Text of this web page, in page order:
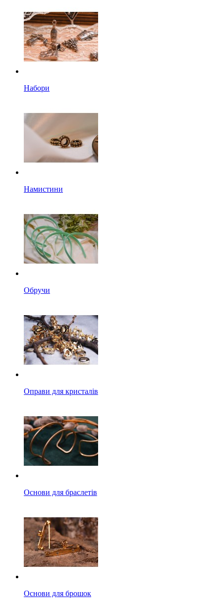
Набори
Намистини
Обручи
Оправи для кристалів
Основи для браслетів
Основи для брошок